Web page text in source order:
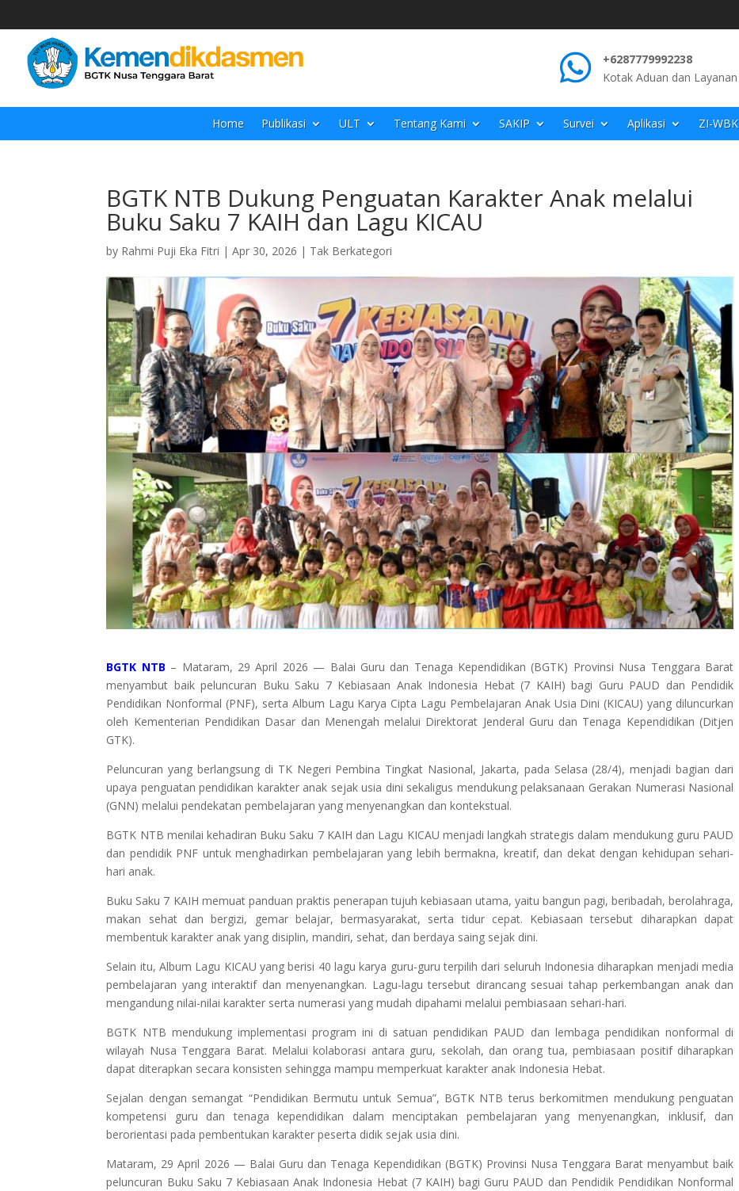

+6287779992238
Kotak Aduan dan Layanan
Home Publikasi ULT Tentang Kami SAKIP Survei Aplikasi ZI-WBK
BGTK NTB Dukung Penguatan Karakter Anak melalui
Buku Saku 7 KAIH dan Lagu KICAU
by Rahmi Puji Eka Fitri |Apr 30, 2026 | Tak Berkategori
BGTK NTB – Mataram, 29 April 2026 — Balai Guru dan Tenaga Kependidikan (BGTK) Provinsi Nusa Tenggara Barat
menyambut baik peluncuran Buku Saku 7 Kebiasaan Anak Indonesia Hebat (7 KAIH) bagi Guru PAUD dan Pendidik
Pendidikan Nonformal (PNF), serta Album Lagu Karya Cipta Lagu Pembelajaran Anak Usia Dini (KICAU) yang diluncurkan
oleh Kementerian Pendidikan Dasar dan Menengah melalui Direktorat Jenderal Guru dan Tenaga Kependidikan (Ditjen
GTK).
Peluncuran yang berlangsung di TK Negeri Pembina Tingkat Nasional, Jakarta, pada Selasa (28/4), menjadi bagian dari
upaya penguatan pendidikan karakter anak sejak usia dini sekaligus mendukung pelaksanaan Gerakan Numerasi Nasional
(GNN) melalui pendekatan pembelajaran yang menyenangkan dan kontekstual.
BGTK NTB menilai kehadiran Buku Saku 7 KAIH dan Lagu KICAU menjadi langkah strategis dalam mendukung guru PAUD
dan pendidik PNF untuk menghadirkan pembelajaran yang lebih bermakna, kreatif, dan dekat dengan kehidupan sehari-
hari anak.
Buku Saku 7 KAIH memuat panduan praktis penerapan tujuh kebiasaan utama, yaitu bangun pagi, beribadah, berolahraga,
makan sehat dan bergizi, gemar belajar, bermasyarakat, serta tidur cepat. Kebiasaan tersebut diharapkan dapat
membentuk karakter anak yang disiplin, mandiri, sehat, dan berdaya saing sejak dini.
Selain itu, Album Lagu KICAU yang berisi 40 lagu karya guru-guru terpilih dari seluruh Indonesia diharapkan menjadi media
pembelajaran yang interaktif dan menyenangkan. Lagu-lagu tersebut dirancang sesuai tahap perkembangan anak dan
mengandung nilai-nilai karakter serta numerasi yang mudah dipahami melalui pembiasaan sehari-hari.
BGTK NTB mendukung implementasi program ini di satuan pendidikan PAUD dan lembaga pendidikan nonformal di
wilayah Nusa Tenggara Barat. Melalui kolaborasi antara guru, sekolah, dan orang tua, pembiasaan positif diharapkan
dapat diterapkan secara konsisten sehingga mampu memperkuat karakter anak Indonesia Hebat.
Sejalan dengan semangat “Pendidikan Bermutu untuk Semua”, BGTK NTB terus berkomitmen mendukung penguatan
kompetensi guru dan tenaga kependidikan dalam menciptakan pembelajaran yang menyenangkan, inklusif, dan
berorientasi pada pembentukan karakter peserta didik sejak usia dini.
Mataram, 29 April 2026 — Balai Guru dan Tenaga Kependidikan (BGTK) Provinsi Nusa Tenggara Barat menyambut baik
peluncuran Buku Saku 7 Kebiasaan Anak Indonesia Hebat (7 KAIH) bagi Guru PAUD dan Pendidik Pendidikan Nonformal